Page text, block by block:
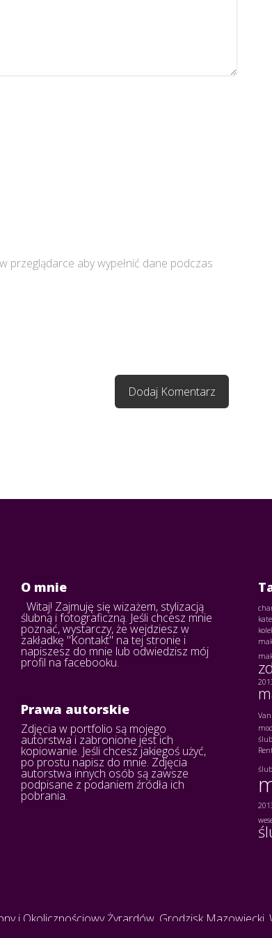
przeglądarce aby wypełnić dane podczas
O mnie
Witaj! Zajmuję się wizażem, stylizacją
ślubną i fotograficzną. Jeśli chcesz mnie
poznać, wystarczy, że wejdziesz w
zakładkę "Kontakt" na tej stronie i
napiszesz do mnie lub odwiedzisz mój
profil na facebooku.
Prawa autorskie
Zdjęcia w portfolio są mojego
autorstwa i zabronione jest ich
kopiowanie. Jeśli chcesz jakiegoś użyć,
po prostu napisz do mnie. Zdjęcia
autorstwa innych osób są zawsze
podpisane z podaniem źródła ich
pobrania.
i Okolicznościowy Żyrardów, Grodzisk Mazowiecki,